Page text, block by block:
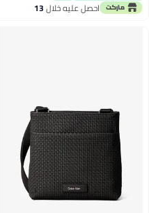
احصل عليه خلال13
اغسطس